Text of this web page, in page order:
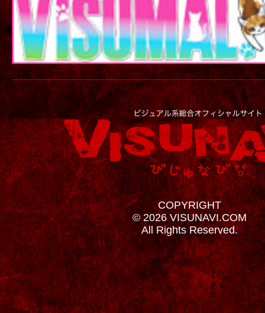
COPYRIGHT
© 2026 VISUNAVI.COM
All Rights Reserved.